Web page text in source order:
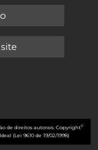
de direitos autorais. Copyright©
(Lei 9610 de 19/02/1998)